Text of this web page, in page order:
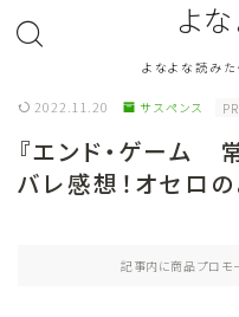
よ
よなよな読みた
ジャンル Genre
2022.11.20 サスペンス PR
『エンド・ゲーム
バレ感想！オセロ
記事内に商品プロモ